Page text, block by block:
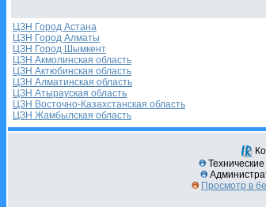
ЦЗН Город Астана
ЦЗН Город Алматы
ЦЗН Город Шымкент
ЦЗН Акмолинская область
ЦЗН Актюбинская область
ЦЗН Алматинская область
ЦЗН Атырауская область
ЦЗН Восточно-Казахстанская область
ЦЗН Жамбылская область
Просмотр в